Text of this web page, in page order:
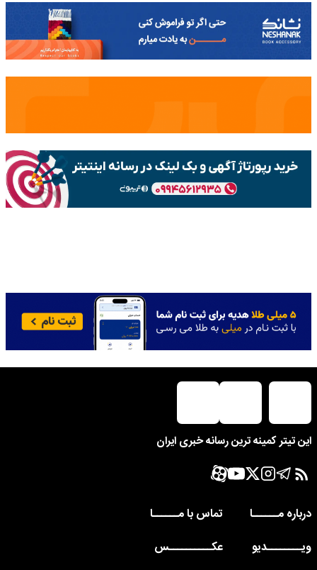
این تیتر کمینه ترین رسانه خبری ایران
درباره مــــــا
تماس با مــــــا
ویــــــــدیو
عکــــــــــس